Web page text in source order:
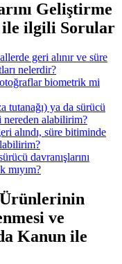
Geliştirme
ilgili Sorular
geri alınır ve süre
nelerdir?
biometrik mi
tutanağı) ya da sürücü
alabilirim?
alındı, süre bitiminde
davranışlarını
mıyım?
Ürünlerinin
ve
Kanun ile